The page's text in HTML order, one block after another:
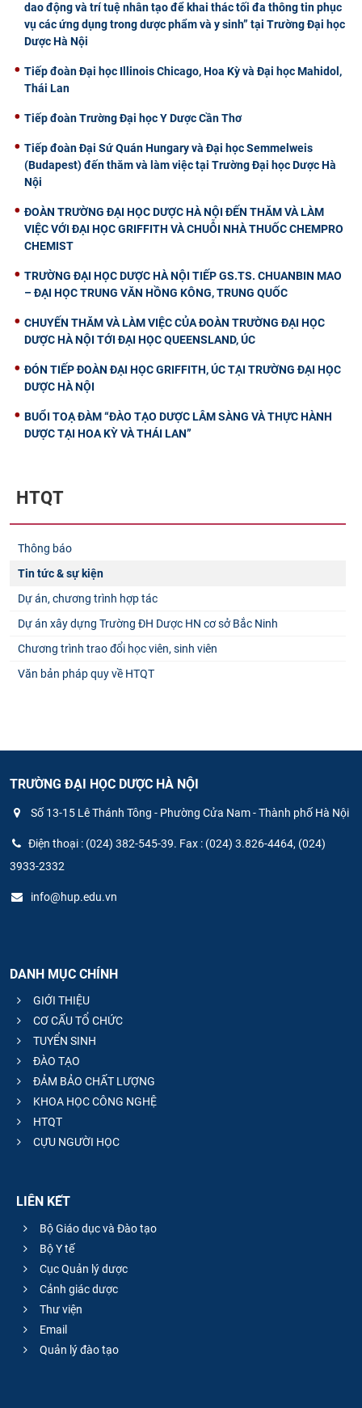
dao động và trí tuệ nhân tạo để khai thác tối đa thông tin phục
vụ các ứng dụng trong dược phẩm và y sinh” tại Trường Đại học
Dược Hà Nội
Tiếp đoàn Đại học Illinois Chicago, Hoa Kỳ và Đại học Mahidol,
Thái Lan
Tiếp đoàn Trường Đại học Y Dược Cần Thơ
Tiếp đoàn Đại Sứ Quán Hungary và Đại học Semmelweis
(Budapest) đến thăm và làm việc tại Trường Đại học Dược Hà
Nội
ĐOÀN TRƯỜNG ĐẠI HỌC DƯỢC HÀ NỘI ĐẾN THĂM VÀ LÀM
VIỆC VỚI ĐẠI HỌC GRIFFITH VÀ CHUỖI NHÀ THUỐC CHEMPRO
CHEMIST
TRƯỜNG ĐẠI HỌC DƯỢC HÀ NỘI TIẾP GS.TS. CHUANBIN MAO
– ĐẠI HỌC TRUNG VĂN HỒNG KÔNG, TRUNG QUỐC
CHUYẾN THĂM VÀ LÀM VIỆC CỦA ĐOÀN TRƯỜNG ĐẠI HỌC
DƯỢC HÀ NỘI TỚI ĐẠI HỌC QUEENSLAND, ÚC
ĐÓN TIẾP ĐOÀN ĐẠI HỌC GRIFFITH, ÚC TẠI TRƯỜNG ĐẠI HỌC
DƯỢC HÀ NỘI
BUỔI TOẠ ĐÀM “ĐÀO TẠO DƯỢC LÂM SÀNG VÀ THỰC HÀNH
DƯỢC TẠI HOA KỲ VÀ THÁI LAN”
HTQT
Thông báo
Tin tức & sự kiện
Dự án, chương trình hợp tác
Dự án xây dựng Trường ĐH Dược HN cơ sở Bắc Ninh
Chương trình trao đổi học viên, sinh viên
Văn bản pháp quy về HTQT
TRƯỜNG ĐẠI HỌC DƯỢC HÀ NỘI
Số 13-15 Lê Thánh Tông - Phường Cửa Nam - Thành phố Hà Nội
Điện thoại : (024) 382-545-39. Fax : (024) 3.826-4464, (024)
3933-2332
info@hup.edu.vn
DANH MỤC CHÍNH
GIỚI THIỆU
CƠ CẤU TỔ CHỨC
TUYỂN SINH
ĐÀO TẠO
ĐẢM BẢO CHẤT LƯỢNG
KHOA HỌC CÔNG NGHỆ
HTQT
CỰU NGƯỜI HỌC
LIÊN KẾT
Bộ Giáo dục và Đào tạo
Bộ Y tế
Cục Quản lý dược
Cảnh giác dược
Thư viện
Email
Quản lý đào tạo